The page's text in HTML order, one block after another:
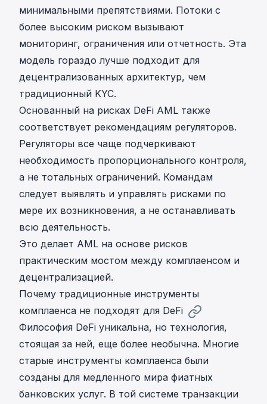
минимальными препятствиями. Потоки с
более высоким риском вызывают
мониторинг, ограничения или отчетность. Эта
модель гораздо лучше подходит для
децентрализованных архитектур, чем
традиционный KYC.
Основанный на рисках DeFi AML также
соответствует рекомендациям регуляторов.
Регуляторы все чаще подчеркивают
необходимость пропорционального контроля,
а не тотальных ограничений. Командам
следует выявлять и управлять рисками по
мере их возникновения, а не останавливать
всю деятельность.
Это делает AML на основе рисков
практическим мостом между комплаенсом и
децентрализацией.
Почему традиционные инструменты
комплаенса не подходят для DeFi
Философия DeFi уникальна, но технология,
стоящая за ней, еще более необычна. Многие
старые инструменты комплаенса были
созданы для медленного мира фиатных
банковских услуг. В той системе транзакции